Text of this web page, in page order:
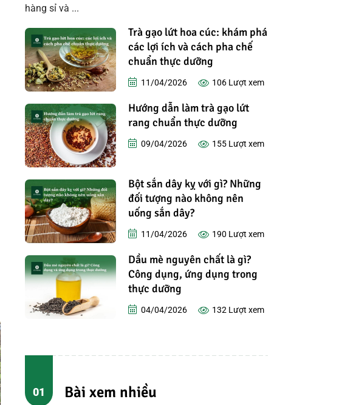
hàng sỉ và ...
Trà gạo lứt hoa cúc: khám phá
các lợi ích và cách pha chế
chuẩn thực dưỡng
11/04/2026 106 Lượt xem
Hướng dẫn làm trà gạo lứt
rang chuẩn thực dưỡng
09/04/2026 155 Lượt xem
Bột sắn dây kỵ với gì? Những
đối tượng nào không nên
uống sắn dây?
11/04/2026 190 Lượt xem
Dầu mè nguyên chất là gì?
Công dụng, ứng dụng trong
thực dưỡng
04/04/2026 132 Lượt xem
Bài xem nhiều